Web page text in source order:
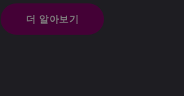
더 알아보기